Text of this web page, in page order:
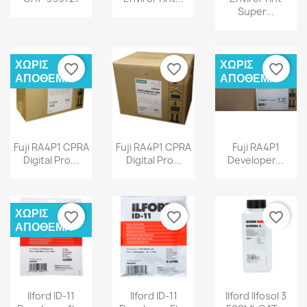
Super...
Fuji RA4P1 CPRA
Digital Pro...
ΧΩΡΊΣ
ΑΠΌΘΕΜΑ
favorite_border
Fuji RA4P1 CPRA
Digital Pro...
favorite_border
Fuji RA4P1
Developer...
ΧΩΡΊΣ
ΑΠΌΘΕΜΑ
favorite_border
Ilford ID-11
ΧΩΡΊΣ
ΑΠΌΘΕΜΑ
favorite_border
Ilford ID-11
favorite_border
Ilford Ilfosol 3
favorite_border